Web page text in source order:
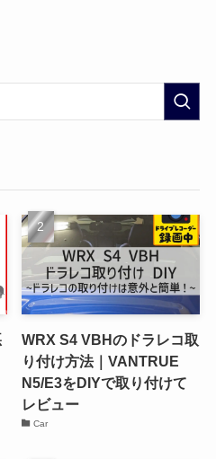
WRX S4 VBHのドラレコ取
り付け方法｜VANTRUE
N5/E3をDIYで取り付けて
レビュー
Car